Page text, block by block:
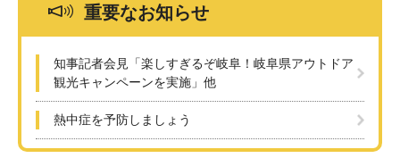
重要なお知らせ
知事記者会見「楽しすぎるぞ岐阜！岐阜県アウトドア
観光キャンペーンを実施」他
熱中症を予防しましょう